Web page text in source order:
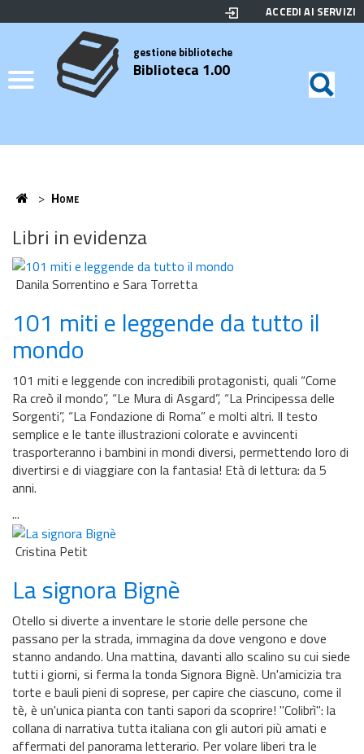
Elenco
Credits
ACCEDI AI SERVIZI
Biblioteca gestione biblioteche
Biblioteca 1.00 di
Home
> Home
Libri in evidenza
Danila Sorrentino e Sara Torretta
101 miti e leggende da tutto il
mondo
101 miti e leggende con incredibili protagonisti, quali “Come
Ra creò il mondo”, “Le Mura di Asgard”, “La Principessa delle
Sorgenti”, “La Fondazione di Roma” e molti altri. Il testo
semplice e le tante illustrazioni colorate e avvincenti
trasporteranno i bambini in mondi diversi, permettendo loro di
divertirsi e di viaggiare con la fantasia! Età di lettura: da 5
anni.
...
Cristina Petit
La signora Bignè
Otello si diverte a inventare le storie delle persone che
passano per la strada, immagina da dove vengono e dove
stanno andando. Una mattina, davanti allo scalino su cui siede
tutti i giorni, si ferma la tonda Signora Bignè. Un'amicizia tra
torte e bauli pieni di soprese, per capire che ciascuno, come il
tè, è un'unica pianta con tanti sapori da scoprire! ''Colibrì'': la
collana di narrativa tutta italiana con gli autori più amati e
affermati del panorama letterario. Per volare liberi tra le